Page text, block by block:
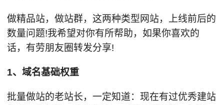
做精品站，做站群，这两种类型网站，上线前后的
数量问题!我希望对你有所帮助，如果你喜欢的
话，有劳朋友圈转发分享!
1、域名基础权重
批量做站的老站长，一定知道：现在有过优秀建站